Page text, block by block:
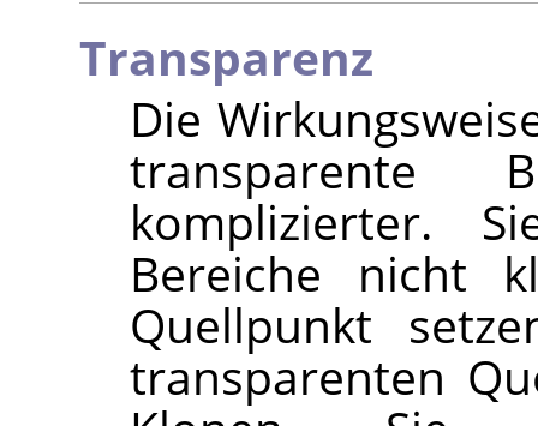
Transparenz
Die
transparente
komplizierter.
Bereiche nicht
Quellpunkt
transparenten